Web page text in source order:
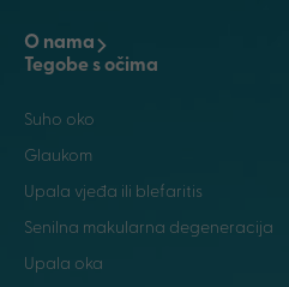
O nama
Tegobe s očima
Suho oko
Glaukom
Upala vjeđa ili blefaritis
Senilna makularna degeneracija
Upala oka